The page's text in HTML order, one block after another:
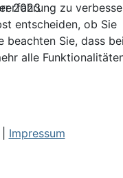
2023
zu
entscheiden, ob Sie
beachten Sie, dass
alle
Impressum